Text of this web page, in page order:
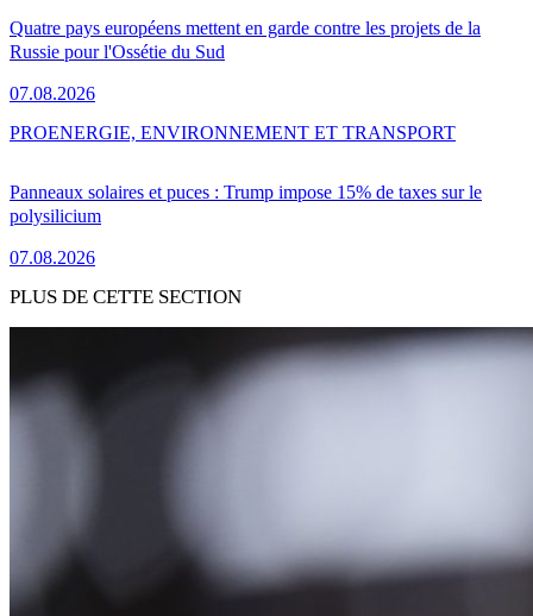
Quatre pays européens mettent en garde contre les projets de la
Russie pour l'Ossétie du Sud
07.08.2026
Panneaux solaires et puces : Trump impose 15% de taxes sur le
polysilicium
07.08.2026
PROENERGIE, ENVIRONNEMENT ET TRANSPORT
PLUS DE CETTE SECTION